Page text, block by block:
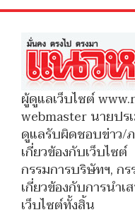
ผู้ดูแลเว็บไซต์
webmaster นายปร
ดูแลรับผิดชอบข่าว
เกี่ยวข้องกับเว็บไซต์
กรรมการบริษัทฯ, ก
เกี่ยวข้องกับการนำ
เว็บไซต์ทั้งสิ้น